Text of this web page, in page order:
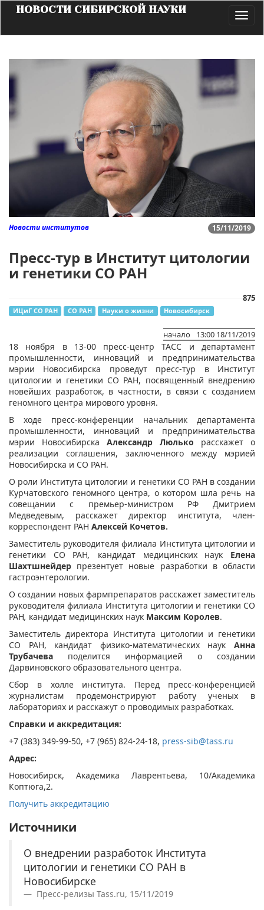
НОВОСТИ СИБИРСКОЙ НАУКИ
15/11/2019
Новости институтов
Пресс-тур в Институт цитологии
и генетики СО РАН
875
ИЦиГ СО РАН СО РАН Науки о жизни Новосибирск
начало 13:00 18/11/2019
​18 ноября в 13-00 пресс-центр ТАСС и департамент
промышленности, инноваций и предпринимательства
мэрии Новосибирска проведут пресс-тур в Институт
цитологии и генетики СО РАН, посвященный внедрению
новейших разработок, в частности, в связи с созданием
геномного центра мирового уровня.
В ходе пресс-конференции начальник департамента
промышленности, инноваций и предпринимательства
мэрии Новосибирска Александр Люлько расскажет о
реализации соглашения, заключенного между мэрией
Новосибирска и СО РАН.
О роли Института цитологии и генетики СО РАН в создании
Курчатовского геномного центра, о котором шла речь на
совещании с премьер-министром РФ Дмитрием
Медведевым, расскажет директор института, член-
корреспондент РАН Алексей Кочетов.
Заместитель руководителя филиала Института цитологии и
генетики СО РАН, кандидат медицинских наук Елена
Шахтшнейдер презентует новые разработки в области
гастроэнтерологии.
О создании новых фармпрепаратов расскажет заместитель
руководителя филиала Института цитологии и генетики СО
РАН, кандидат медицинских наук Максим Королев.
Заместитель директора Института цитологии и генетики
СО РАН, кандидат физико-математических наук Анна
Трубачева поделится информацией о создании
Дарвиновского образовательного центра.
Сбор в холле института. Перед пресс-конференцией
журналистам продемонстрируют работу ученых в
лабораториях и расскажут о проводимых разработках.
Справки и аккредитация:
+7 (383) 349-99-50, +7 (965) 824-24-18, press-sib@tass.ru
Адрес:
Новосибирск, Академика Лаврентьева, 10/Академика
Коптюга,2.
Получить аккредитацию
Источники
О внедрении разработок Института
цитологии и генетики СО РАН в
Новосибирске
Пресс-релизы Tass.ru, 15/11/2019